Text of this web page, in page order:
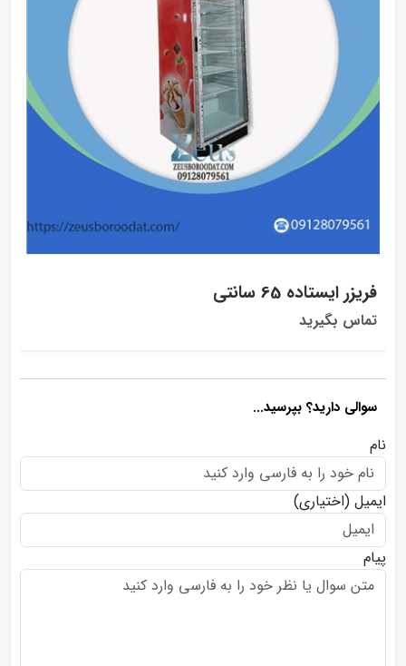
فریزر ایستاده 65 سانتی
تماس بگیرید
سوالی دارید؟ بپرسید...
نام
ایمیل (اختیاری)
پیام